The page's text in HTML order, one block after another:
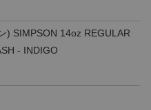
) SIMPSON 14oz REGULAR
- INDIGO